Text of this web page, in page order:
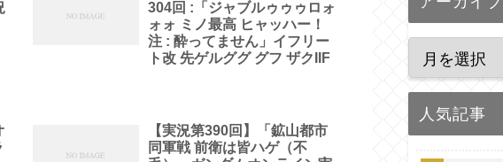
304回 :「ジャブルゥゥゥロォ
ォォ ミノ最高 ヒャッハー！
注 : 酔ってません」イフリー
ト改 先ゲルググ グフ ザクIIF
【実況第390回】「鉱山都市
同軍戦 前衛は皆ハゲ（不
人気記事